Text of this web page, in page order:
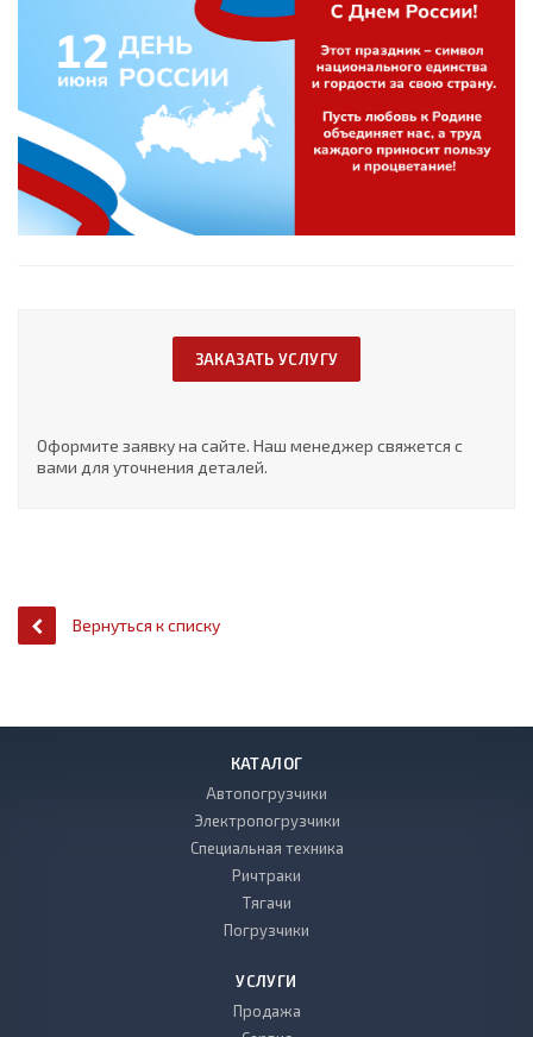
ЗАКАЗАТЬ УСЛУГУ
Оформите заявку на сайте. Наш менеджер свяжется с
вами для уточнения деталей.
Вернуться к списку
КАТАЛОГ
Автопогрузчики
Электропогрузчики
Специальная техника
Ричтраки
Тягачи
Погрузчики
УСЛУГИ
Продажа